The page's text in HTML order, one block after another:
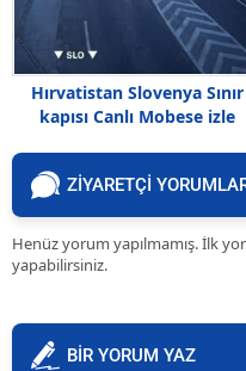
Hırvatistan Slovenya Sınır
kapısı Canlı Mobese izle
ZİYARETÇİ
Henüz yorum yapılmamış. İlk
yapabilirsiniz.
BİR YORUM YAZ